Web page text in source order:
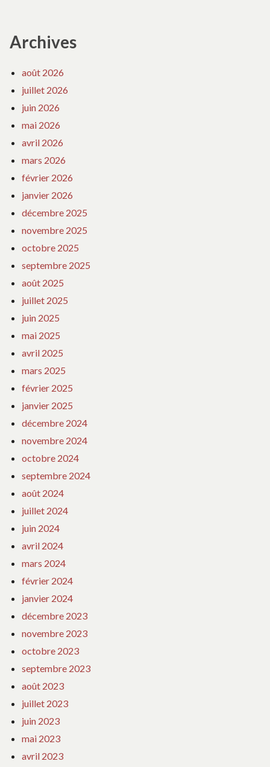
Archives
août 2026
juillet 2026
juin 2026
mai 2026
avril 2026
mars 2026
février 2026
janvier 2026
décembre 2025
novembre 2025
octobre 2025
septembre 2025
août 2025
juillet 2025
juin 2025
mai 2025
avril 2025
mars 2025
février 2025
janvier 2025
décembre 2024
novembre 2024
octobre 2024
septembre 2024
août 2024
juillet 2024
juin 2024
avril 2024
mars 2024
février 2024
janvier 2024
décembre 2023
novembre 2023
octobre 2023
septembre 2023
août 2023
juillet 2023
juin 2023
mai 2023
avril 2023